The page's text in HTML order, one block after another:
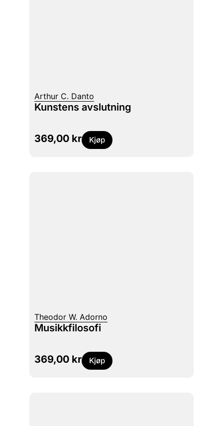
Arthur C. Danto
Kunstens avslutning
369,00 kr Kjøp
Theodor W. Adorno
Musikkfilosofi
369,00 kr Kjøp